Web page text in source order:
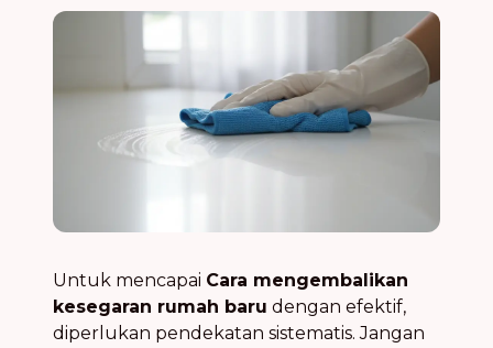
Untuk mencapai Cara mengembalikan
kesegaran rumah baru dengan efektif,
diperlukan pendekatan sistematis. Jangan